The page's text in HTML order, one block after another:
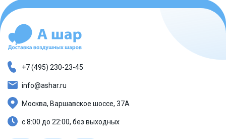
+7 (495) 230-23-45
info@ashar.ru
Москва, Варшавское шоссе, 37А
с 8:00 до 22:00, без выходных